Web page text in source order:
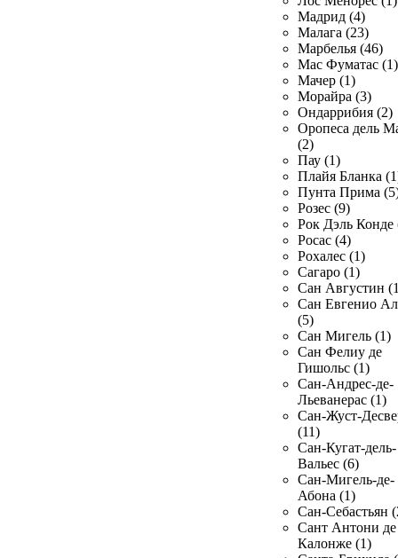
Мадрид (4)
Малага (23)
Марбелья (46)
Мас Фуматас (1)
Мачер (1)
Морайра (3)
Ондаррибия (2)
Оропеса дель
(2)
Пау (1)
Плайя Бланка
Пунта Прима
Розес (9)
Рок Дэль Конде
Росас (4)
Рохалес (1)
Сагаро (1)
Сан Августин
Сан Евгенио
(5)
Сан Мигель (1)
Сан Фелиу де
Гишольс (1)
Сан-Андрес-де-
Льеванерас (1)
Сан-Жуст-
(11)
Сан-Кугат-дель-
Вальес (6)
Сан-Мигель-де-
Абона (1)
Сан-Себастьян
Сант Антони де
Калонже (1)